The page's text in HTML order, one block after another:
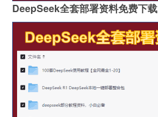
DeepSeek全套部署资料免费下载